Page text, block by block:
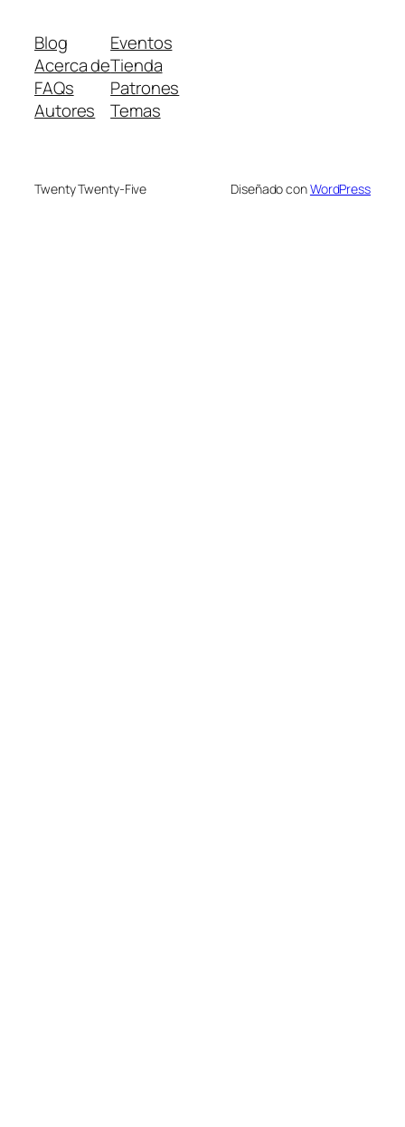
Blog
Acerca de
FAQs
Autores
Eventos
Tienda
Patrones
Temas
Twenty Twenty-Five Diseñado conWordPress